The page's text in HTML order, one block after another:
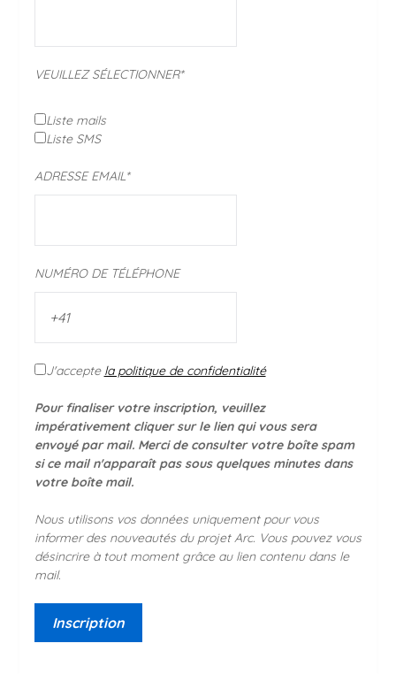
VEUILLEZ SÉLECTIONNER*
Liste mails
Liste SMS
ADRESSE EMAIL*
NUMÉRO DE TÉLÉPHONE
J'accepte la politique de confidentialité
Pour finaliser votre inscription, veuillez
impérativement cliquer sur le lien qui vous sera
envoyé par mail. Merci de consulter votre boîte spam
si ce mail n'apparaît pas sous quelques minutes dans
votre boîte mail.
Nous utilisons vos données uniquement pour vous
informer des nouveautés du projet Arc. Vous pouvez vous
désincrire à tout moment grâce au lien contenu dans le
mail.